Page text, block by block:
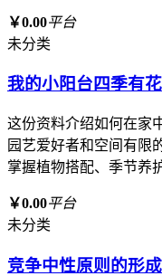
￥0.00平台
未分类
我的小阳台四季有花
这份资料介绍如何在家
园艺爱好者和空间有限
掌握植物搭配、季节养
￥0.00平台
未分类
竞争中性原则的形